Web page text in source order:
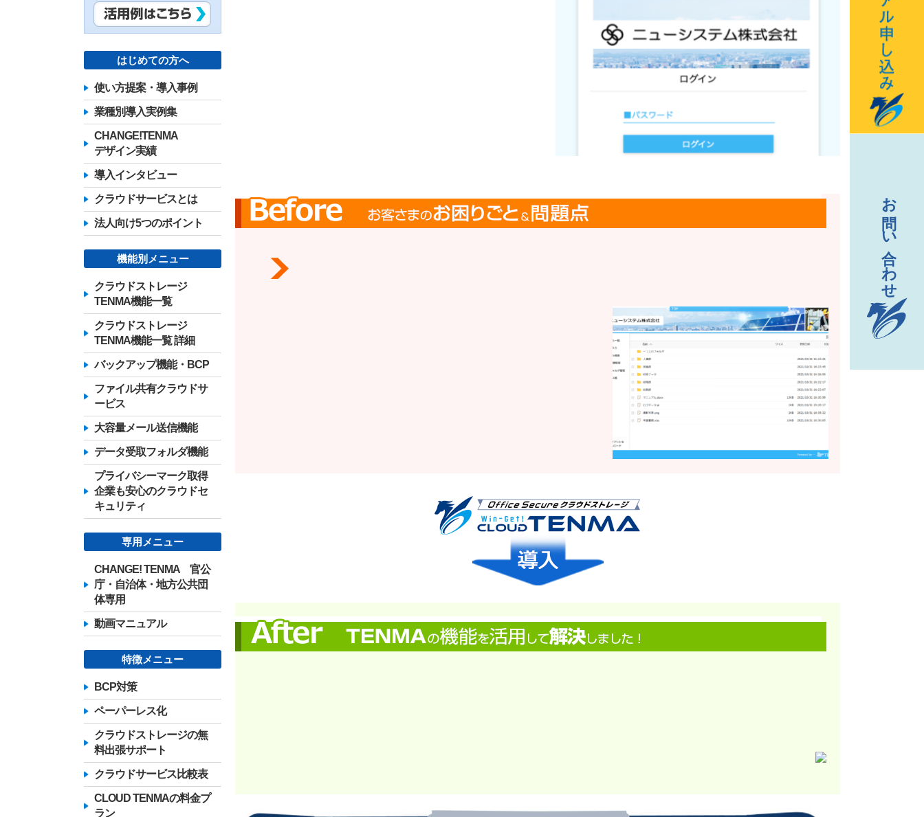
はじめての方へ
使い方提案・導入事例
業種別導入実例集
CHANGE!TENMA
デザイン実績
導入インタビュー
クラウドサービスとは
法人向け5つのポイント
機能別メニュー
クラウドストレージ
TENMA機能一覧
クラウドストレージ
TENMA機能一覧 詳細
バックアップ機能・BCP
ファイル共有クラウドサ
ービス
大容量メール送信機能
データ受取フォルダ機能
プライバシーマーク取得
企業も安心のクラウドセ
キュリティ
専用メニュー
CHANGE! TENMA 官公
庁・自治体・地方公共団
体専用
動画マニュアル
特徴メニュー
BCP対策
ペーパーレス化
クラウドストレージの無
料出張サポート
クラウドサービス比較表
CLOUD TENMAの料金プ
ラン